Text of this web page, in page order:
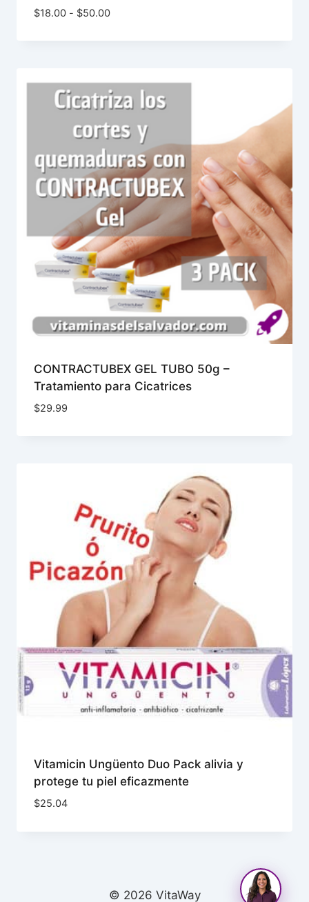
$18.00 - $50.00Rango
hasta
$50.00
CONTRACTUBEX GEL TUBO 50g –
Tratamiento para Cicatrices
$29.99
Vitamicin Ungüento Duo Pack alivia y
protege tu piel eficazmente
$25.04
© 2026 VitaWay